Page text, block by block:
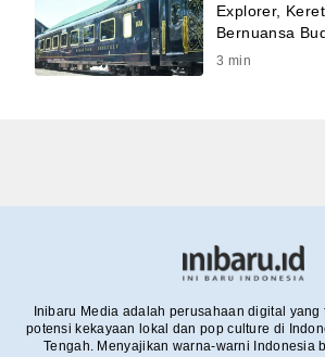
Explorer,
Bernuansa
3 min
Inibaru Media adalah perusahaan digital yang
potensi kekayaan lokal dan pop culture di
Tengah. Menyajikan warna-warni Indonesia